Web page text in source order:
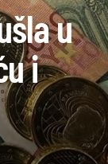
u
i